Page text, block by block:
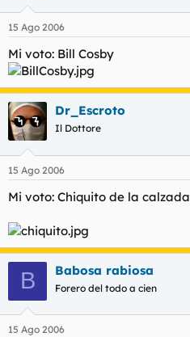
m
a
15 Ago 2006
Mi voto: Bill Cosby
Dr_Escroto
Il Dottore
15 Ago 2006
Mi voto: Chiquito de la calzada
B Babosa rabiosa
Forero del todo a cien
15 Ago 2006